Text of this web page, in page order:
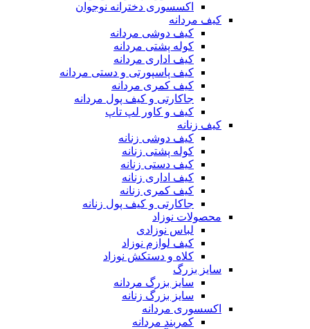
اکسسوری دخترانه نوجوان
کیف مردانه
کیف دوشی مردانه
کوله پشتی مردانه
کیف اداری مردانه
کیف پاسپورتی و دستی مردانه
کیف کمری مردانه
جاکارتی و کیف پول مردانه
کیف و کاور لپ تاپ
کیف زنانه
کیف دوشی زنانه
کوله پشتی زنانه
کیف دستی زنانه
کیف اداری زنانه
کیف کمری زنانه
جاکارتی و کیف پول زنانه
محصولات نوزاد
لباس نوزادی
کیف لوازم نوزاد
کلاه و دستکش نوزاد
سایز بزرگ
سایز بزرگ مردانه
سایز بزرگ زنانه
اکسسوری مردانه
کمربند مردانه